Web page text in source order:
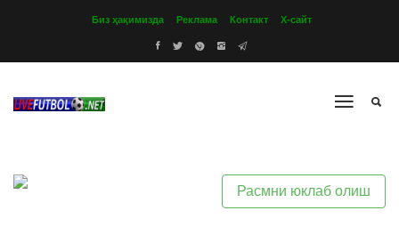
Биз ҳақимизда Реклама Контакт Х-сайт
Расмни юклаб олиш